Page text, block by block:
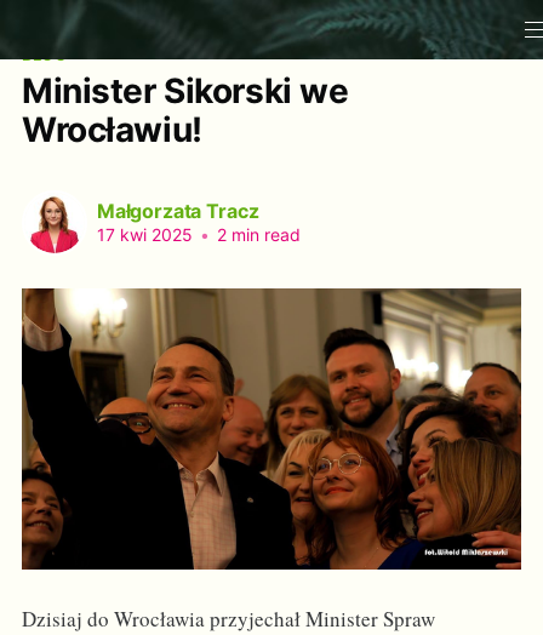
Minister Sikorski we
Wrocławiu!
Małgorzata Tracz
17 kwi 2025 • 2 min read
Dzisiaj do Wrocławia przyjechał Minister Spraw